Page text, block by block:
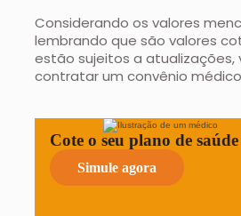
Considerando os valores
lembrando que são valores
estão sujeitos a atualizações,
contratar um convênio
Cote o seu plano de
Simule agora